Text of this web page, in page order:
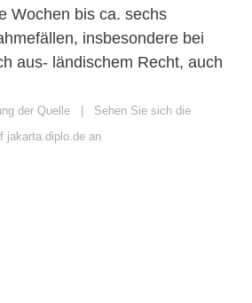
Wochen bis ca. sechs
insbesondere bei
aus- ländischem Recht, auch
der Quelle | Sehen Sie sich die
jakarta.diplo.de an